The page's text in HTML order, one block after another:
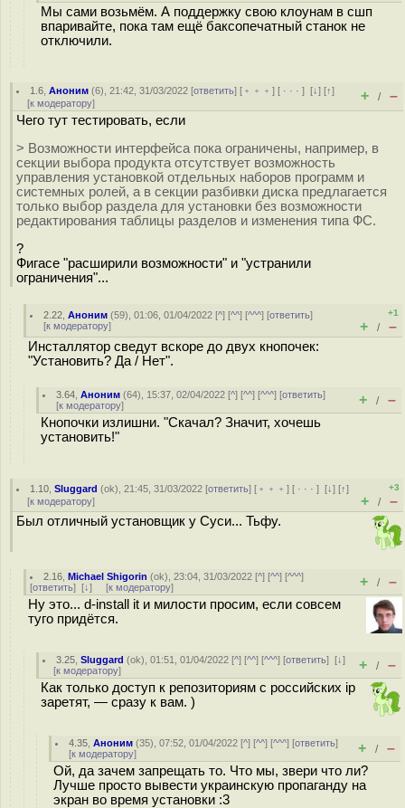
Мы сами возьмём. А поддержку свою клоунам в сшп
впаривайте, пока там ещё баксопечатный станок не
отключили.
1.6 ,Аноним (6), 21:42, 31/03/2022 [ответить] [ ﹢﹢﹢] [ · · ·][↓] [↑]
[к модератору] + / –
Чего тут тестировать, если
> Возможности интерфейса пока ограничены, например, в
секции выбора продукта отсутствует возможность
управления установкой отдельных наборов программ и
системных ролей, а в секции разбивки диска предлагается
только выбор раздела для установки без возможности
редактирования таблицы разделов и изменения типа ФC.
?
Фигасе "расширили возможности" и "устранили
ограничения"...
2.22 ,Аноним (59), 01:06, 01/04/2022 [^] [^^] [^^^] [ответить]
[к модератору]
+1
+ / –
Инсталлятор сведут вскоре до двух кнопочек:
"Установить? Да / Нет".
3.64 ,Аноним (64), 15:37, 02/04/2022 [^] [^^] [^^^] [ответить]
[к модератору] + / –
Кнопочки излишни. "Скачал? Значит, хочешь
установить!"
1.10 ,Sluggard (ok), 21:45, 31/03/2022 [ответить] [ ﹢﹢﹢] [ · · ·][↓] [↑]
[к модератору]
+3
+ / –
Был отличный установщик у Суси... Тьфу.
2.16 ,Michael Shigorin (ok), 23:04, 31/03/2022 [^] [^^] [^^^]
[ответить] [↓] [к модератору] + / –
Ну это... d-install it и милости просим, если совсем
туго придётся.
3.25 ,Sluggard (ok), 01:51, 01/04/2022 [^] [^^] [^^^] [ответить][↓]
[к модератору] + / –
Как только доступ к репозиториям с российских ip
заретят, — сразу к вам. )
4.35 ,Аноним (35), 07:52, 01/04/2022 [^] [^^] [^^^] [ответить]
[к модератору] + / –
Ой, да зачем запрещать то. Что мы, звери что ли?
Лучше просто вывести украинскую пропаганду на
экран во время установки :3